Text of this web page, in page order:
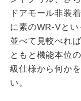
ドアモール非装着
に素のWR-V と
並べて見較べれ
ともと機能本位
級仕様から何か
い。